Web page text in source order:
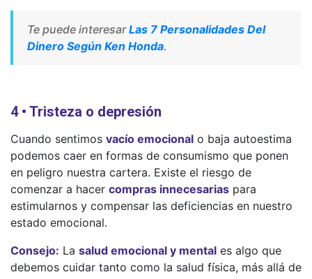
Te puede interesarLas 7 Personalidades Del
Dinero Según Ken Honda.
4 • Tristeza o depresión
Cuando sentimos vacío emocional o baja autoestima
podemos caer en formas de consumismo que ponen
en peligro nuestra cartera. Existe el riesgo de
comenzar a hacer compras innecesarias para
estimularnos y compensar las deficiencias en nuestro
estado emocional.
Consejo: La salud emocional y mental es algo que
debemos cuidar tanto como la salud física, más allá de